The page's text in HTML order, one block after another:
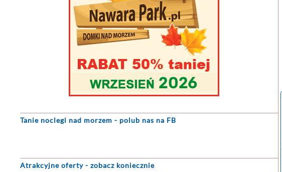
Tanie noclegi nad morzem - polub nas na FB
Atrakcyjne oferty - zobacz koniecznie